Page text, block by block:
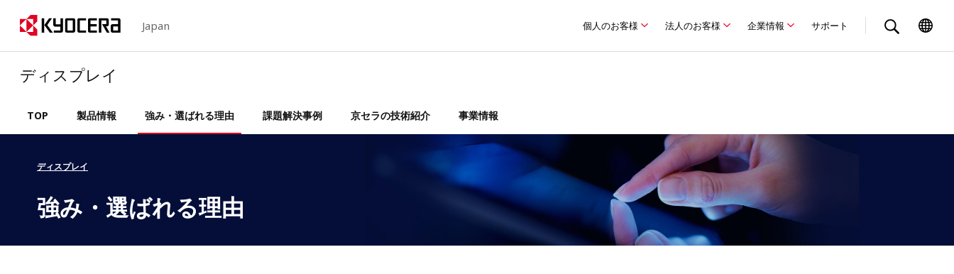
Japan 個人のお客様 法人のお客様 企業情報 サポート
ディスプレイ
TOP 製品情報 強み・選ばれる理由 課題解決事例 京セラの技術紹介 事業情報
ディスプレイ
強み・選ばれる理由